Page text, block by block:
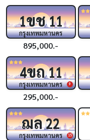
1ขช11
กรุงเทพมหานคร
895,000.-
9
4ขถ11
กรุงเทพมหานคร
295,000.-
15
ฌล22
กรุงเทพมหานคร